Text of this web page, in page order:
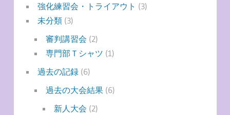
強化練習会・トライアウト (3)
未分類(3)
審判講習会 (2)
専門部Ｔシャツ (1)
過去の記録(6)
過去の大会結果(6)
新人大会 (2)